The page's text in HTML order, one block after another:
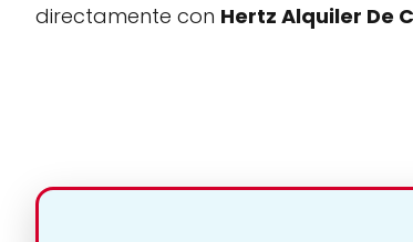
directamente con Hertz Alquiler De